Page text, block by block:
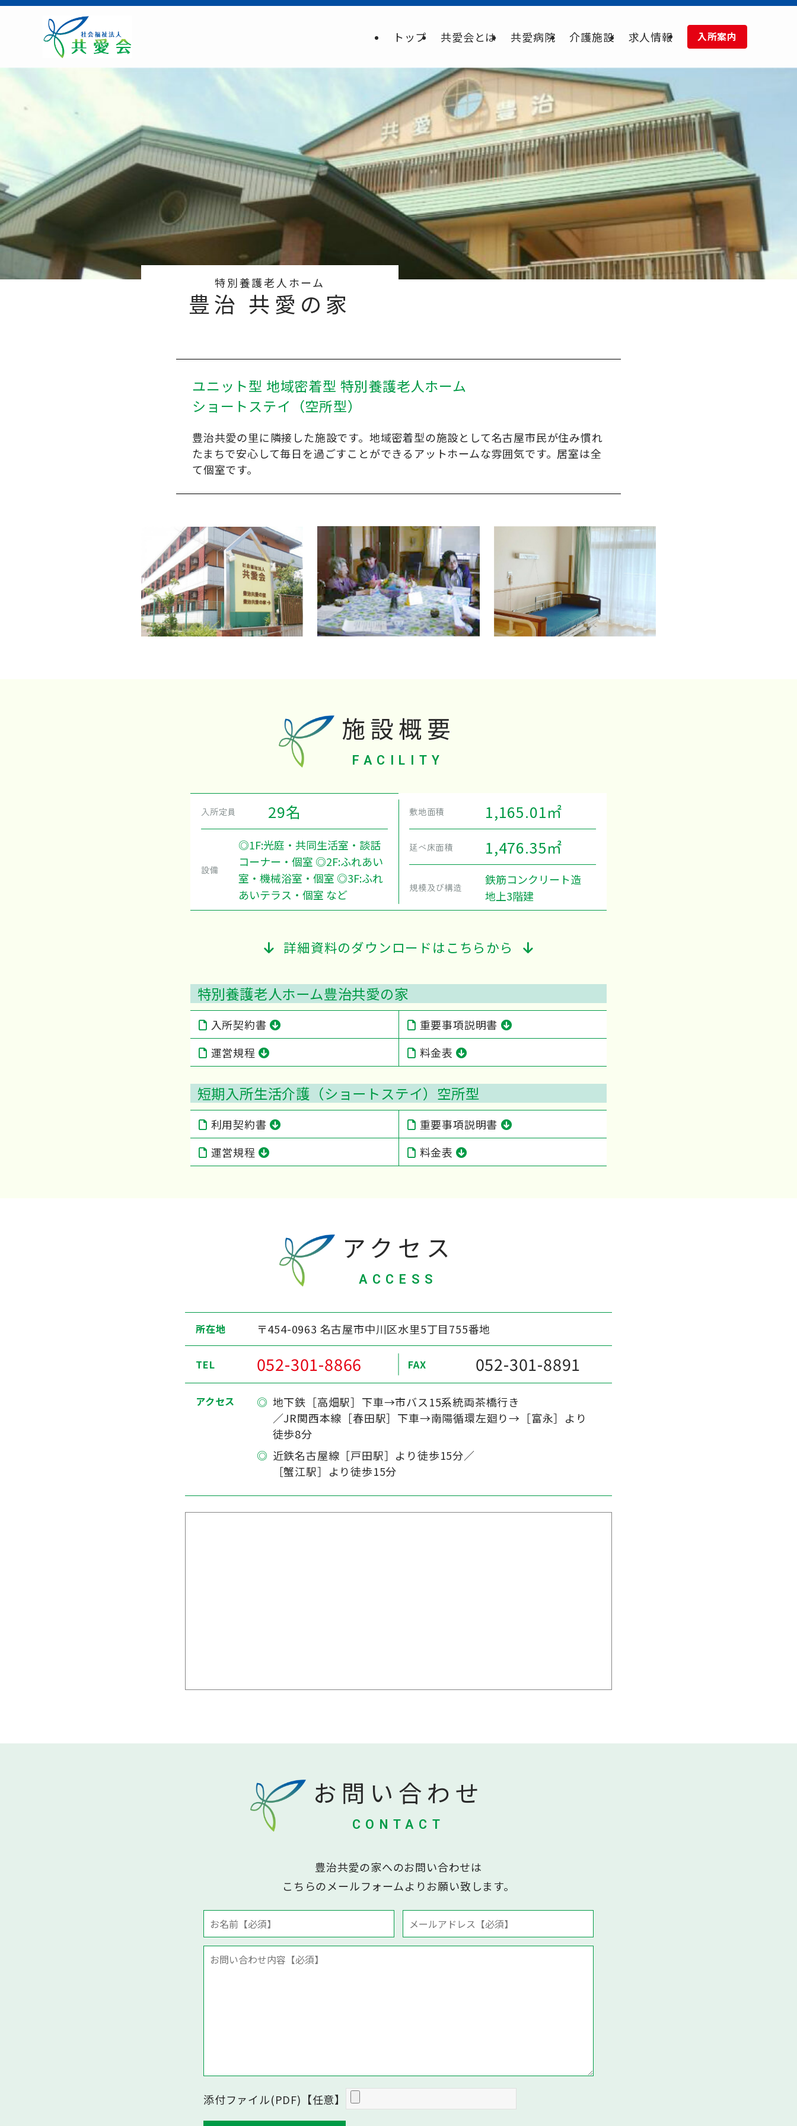
トップ 共愛会とは 共愛病院 介護施設 求人情報 入所案内
特別養護老人ホーム
豊治 共愛の家
ユニット型 地域密着型 特別養護老人ホーム
ショートステイ（空所型）
豊治共愛の里に隣接した施設です。地域密着型の施設として名古屋市民が住み慣れ
たまちで安心して毎日を過ごすことができるアットホームな雰囲気です。居室は全
て個室です。
施設概要
FACILITY
入所定員 29名 敷地面積 1,165.01㎡
設備
◎1F:光庭・共同生活室・談話
コーナー・個室 ◎2F:ふれあい
室・機械浴室・個室 ◎3F:ふれ
あいテラス・個室 など
延べ床面積 1,476.35㎡
規模及び構造
鉄筋コンクリート造
地上3階建
詳細資料のダウンロードはこちらから
特別養護老人ホーム豊治共愛の家
入所契約書
重要事項説明書
運営規程
料金表
短期入所生活介護（ショートステイ）空所型
利用契約書
重要事項説明書
運営規程
料金表
アクセス
ACCESS
所在地 〒454-0963 名古屋市中川区水里5丁目755番地
TEL 052-301-8866 FAX 052-301-8891
アクセス
地下鉄［高畑駅］下車→市バス15系統両茶橋行き
／JR関西本線［春田駅］下車→南陽循環左廻り→［富永］より
徒歩8分
近鉄名古屋線［戸田駅］より徒歩15分／
［蟹江駅］より徒歩15分
お問い合わせ
CONTACT
豊治共愛の家へのお問い合わせは
こちらのメールフォームよりお願い致します。
添付ファイル(PDF)【任意】